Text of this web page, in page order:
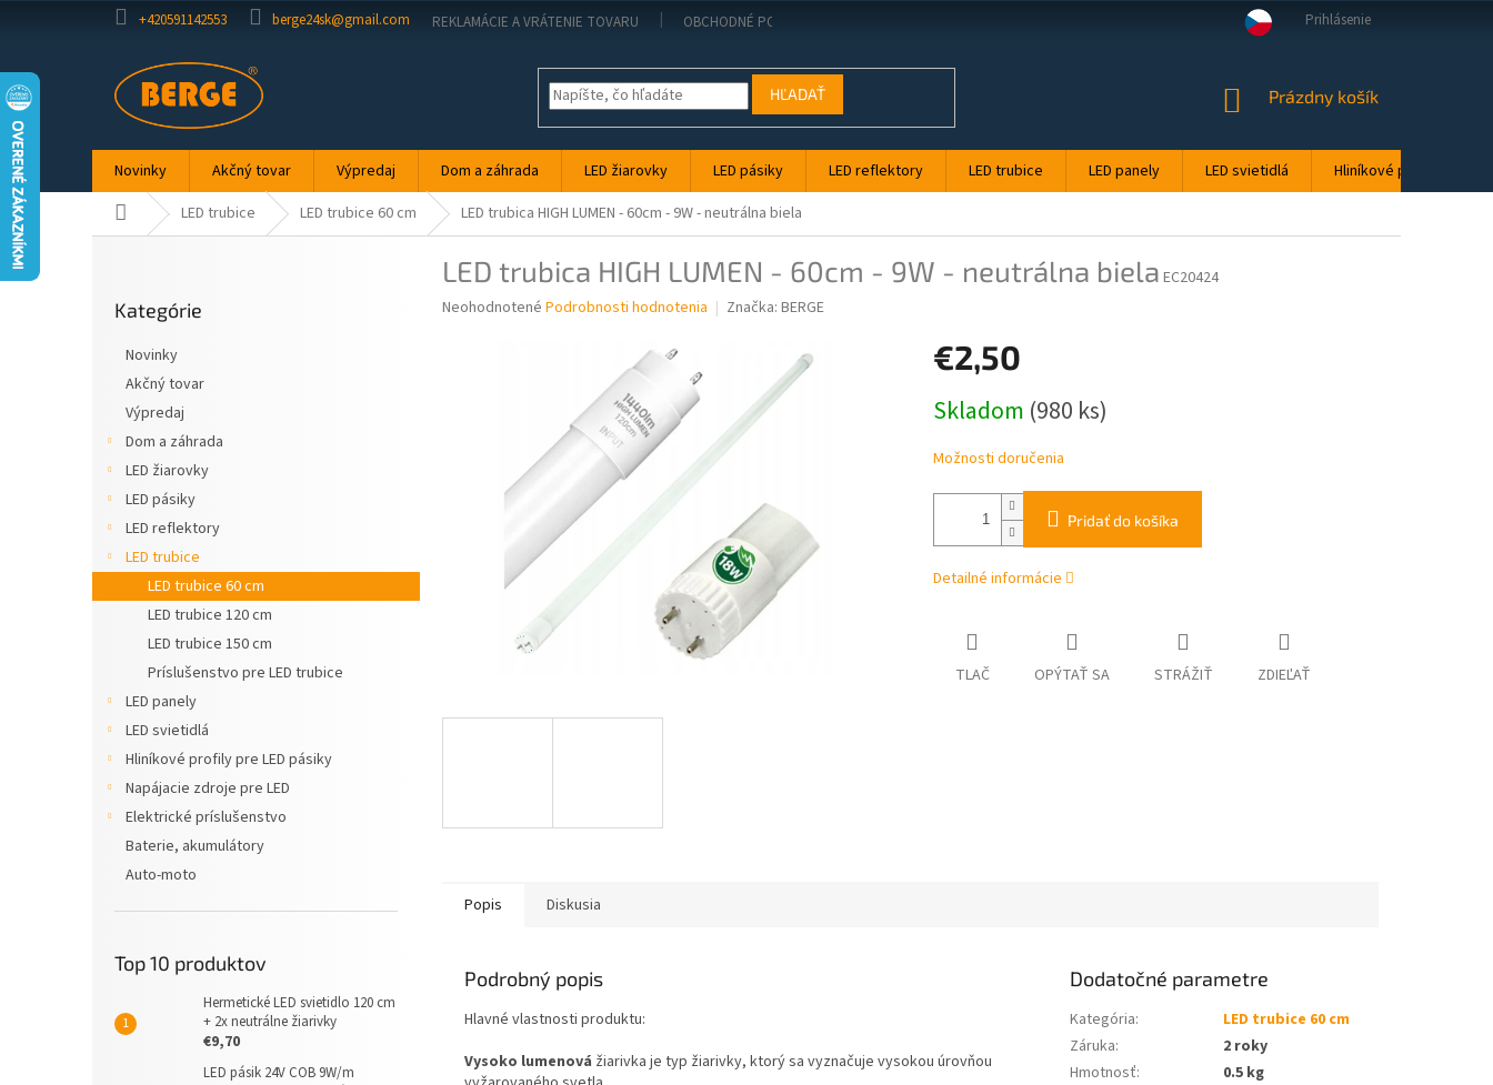
+420591142553 berge24sk@gmail.com REKLAMÁCIE A VRÁTENIE TOVARU OBCHODNÉ PODMIENKY TEPLOTA FARIEB: STUDENÁ,
Prihlásenie
HĽADAŤ
NÁKUPNÝ
Prázdny košík
Novinky Akčný tovar Výpredaj Dom a záhrada LED žiarovky LED pásiky LED reflektory LED trubice LED panely LED svietidlá
Hliníkové profily pre
DomovLED trubice LED trubice 60 cm LED trubica HIGH LUMEN - 60cm - 9W - neutrálna biela
kategórie
Kategórie
Novinky
Akčný tovar
Výpredaj
Dom a záhrada
LED žiarovky
LED pásiky
LED reflektory
LED trubice
LED trubice 60 cm
LED trubice 120 cm
LED trubice 150 cm
Príslušenstvo pre LED trubice
LED panely
LED svietidlá
Hliníkové profily pre LED pásiky
Napájacie zdroje pre LED
Elektrické príslušenstvo
Baterie, akumulátory
Auto-moto
Top 10 produktov
Hermetické LED svietidlo 120 cm
+ 2x neutrálne žiarivky
€9,70
LED pásik 24V COB 9W/m
LED trubica HIGH LUMEN - 60cm - 9W - neutrálna biela EC20424
Priemerné
Neohodnotené Podrobnosti hodnotenia Značka: BERGE
€2,50
cena:
Skladom (980 ks)
Možnosti doručenia
Pridať do košíka
Detailné informácie
TLAČ OPÝTAŤ SA STRÁŽIŤ ZDIEĽAŤ
Popis Diskusia
Podrobný popis
Hlavné vlastnosti produktu:
Vysoko lumenová žiarivka je typ žiarivky, ktorý sa vyznačuje vysokou úrovňou
Dodatočné parametre
Kategória:
LED trubice 60 cm
Záruka:
2 roky
Hmotnosť:
0.5 kg